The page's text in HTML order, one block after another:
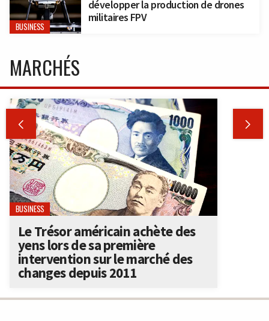
BUSINESS
développer la production de drones
militaires FPV
MARCHÉS
 
BUSINESS
Le Trésor américain achète des
yens lors de sa première
intervention sur le marché des
changes depuis 2011